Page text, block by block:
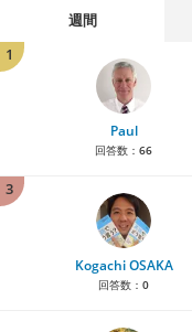
週間
1
Paul
回答数： 66
3
Kogachi OSAKA
回答数： 0